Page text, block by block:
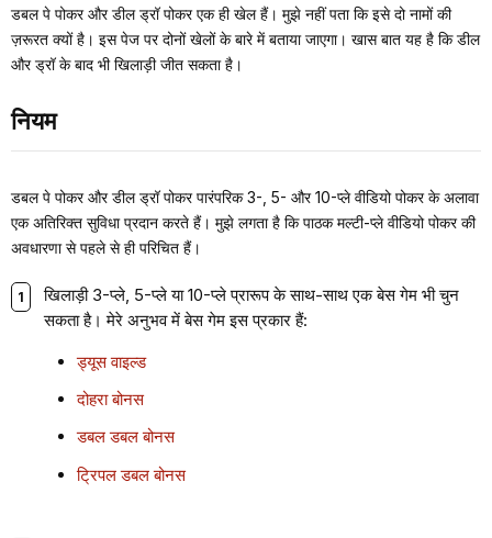
डबल पे पोकर और डील ड्रॉ पोकर एक ही खेल हैं। मुझे नहीं पता कि इसे दो नामों की
ज़रूरत क्यों है। इस पेज पर दोनों खेलों के बारे में बताया जाएगा। खास बात यह है कि डील
और ड्रॉ के बाद भी खिलाड़ी जीत सकता है।
नियम
डबल पे पोकर और डील ड्रॉ पोकर पारंपरिक 3-, 5- और 10-प्ले वीडियो पोकर के अलावा
एक अतिरिक्त सुविधा प्रदान करते हैं। मुझे लगता है कि पाठक मल्टी-प्ले वीडियो पोकर की
अवधारणा से पहले से ही परिचित हैं।
खिलाड़ी 3-प्ले, 5-प्ले या 10-प्ले प्रारूप के साथ-साथ एक बेस गेम भी चुन
सकता है। मेरे अनुभव में बेस गेम इस प्रकार हैं:
ड्यूस वाइल्ड
दोहरा बोनस
डबल डबल बोनस
ट्रिपल डबल बोनस